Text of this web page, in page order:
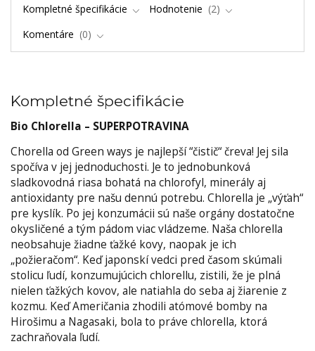
Kompletné špecifikácie Hodnotenie
2
Komentáre
0
Kompletné špecifikácie
Bio Chlorella – SUPERPOTRAVINA
Chorella od Green ways je najlepší “čistič“ čreva! Jej sila
spočíva v jej jednoduchosti. Je to jednobunková
sladkovodná riasa bohatá na chlorofyl, minerály aj
antioxidanty pre našu dennú potrebu. Chlorella je „výťah“
pre kyslík. Po jej konzumácii sú naše orgány dostatočne
okysličené a tým pádom viac vládzeme. Naša chlorella
neobsahuje žiadne ťažké kovy, naopak je ich
„požieračom“. Keď japonskí vedci pred časom skúmali
stolicu ľudí, konzumujúcich chlorellu, zistili, že je plná
nielen ťažkých kovov, ale natiahla do seba aj žiarenie z
kozmu. Keď Američania zhodili atómové bomby na
Hirošimu a Nagasaki, bola to práve chlorella, ktorá
zachraňovala ľudí.